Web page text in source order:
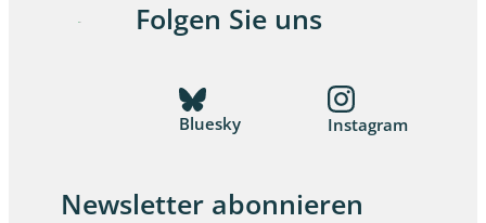
Folgen Sie uns
Bluesky Instagram
Newsletter abonnieren